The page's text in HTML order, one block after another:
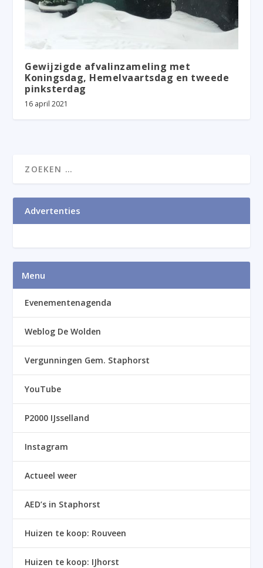
Gewijzigde afvalinzameling met
Koningsdag, Hemelvaartsdag en tweede
pinksterdag
16 april 2021
Advertenties
Menu
Evenementenagenda
Weblog De Wolden
Vergunningen Gem. Staphorst
YouTube
P2000 IJsselland
Instagram
Actueel weer
AED’s in Staphorst
Huizen te koop: Rouveen
Huizen te koop: IJhorst